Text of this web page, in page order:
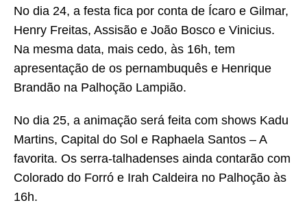
No dia 24, a festa fica por conta de Ícaro e Gilmar,
Henry Freitas, Assisão e João Bosco e Vinicius.
Na mesma data, mais cedo, às 16h, tem
apresentação de os pernambuquês e Henrique
Brandão na Palhoção Lampião.
No dia 25, a animação será feita com shows Kadu
Martins, Capital do Sol e Raphaela Santos – A
favorita. Os serra-talhadenses ainda contarão com
Colorado do Forró e Irah Caldeira no Palhoção às
16h.